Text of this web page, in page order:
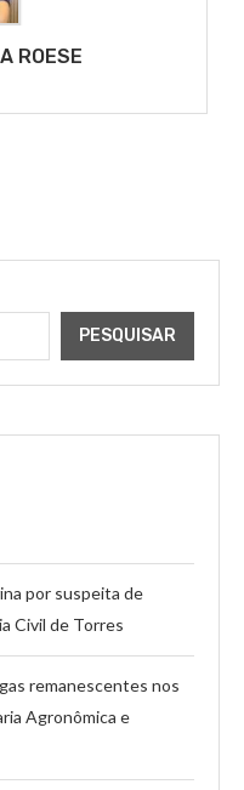
ROESE
PESQUISAR
por suspeita de
Civil de Torres
remanescentes nos
Agronômica e